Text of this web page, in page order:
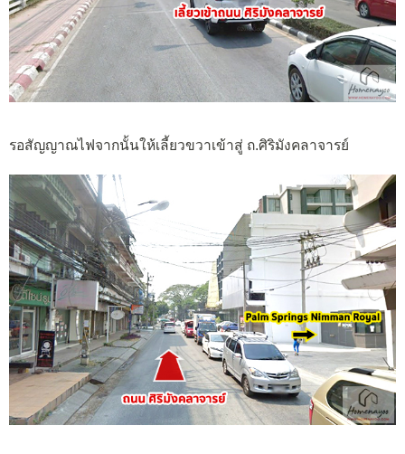
รอสัญญาณไฟจากนั้นให้เลี้ยวขวาเข้าสู่ ถ.ศิริมังคลาจารย์